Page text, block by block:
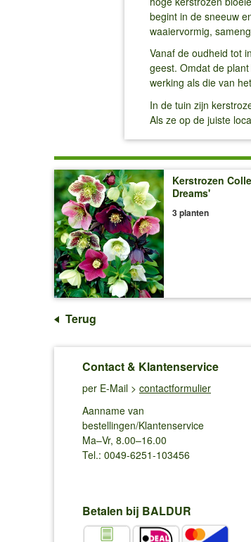
begint in de sneeuw
waaiervormig,
Vanaf de oudheid tot
geest. Omdat de
werking als die van
In de tuin zijn
Als ze op de juiste
Kerstrozen
Dreams'
3 planten
Terug
Contact & Klantenservice
per E-Mail > contactformulier
Aanname van
bestellingen/Klantenservice
Ma–Vr, 8.00–16.00
Tel.: 0049-6251-103456
Betalen bij BALDUR